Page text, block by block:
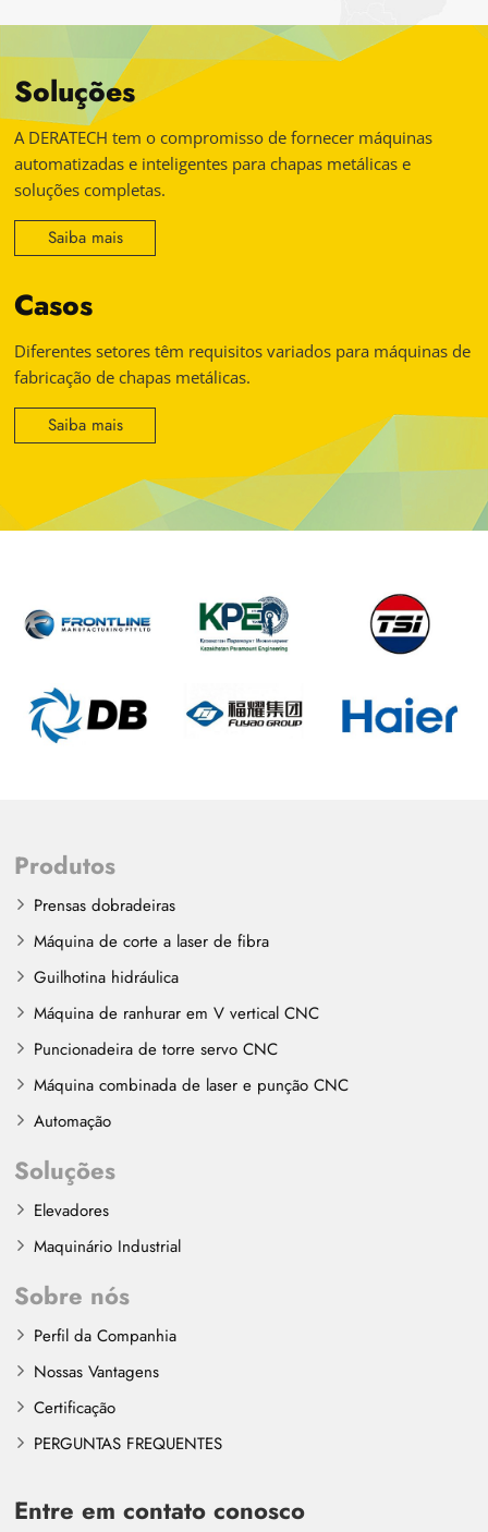
Soluções
A DERATECH tem o compromisso de fornecer máquinas
automatizadas e inteligentes para chapas metálicas e
soluções completas.
Saiba mais
Casos
Diferentes setores têm requisitos variados para máquinas de
fabricação de chapas metálicas.
Saiba mais
Produtos
Prensas dobradeiras
Máquina de corte a laser de fibra
Guilhotina hidráulica
Máquina de ranhurar em V vertical CNC
Puncionadeira de torre servo CNC
Máquina combinada de laser e punção CNC
Automação
Soluções
Elevadores
Maquinário Industrial
Sobre nós
Perfil da Companhia
Nossas Vantagens
Certificação
PERGUNTAS FREQUENTES
Entre em contato conosco